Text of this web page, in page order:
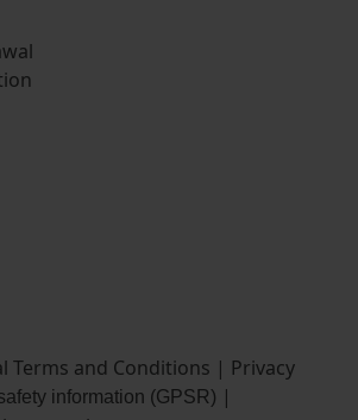
Terms and Conditions | Privacy
information (GPSR) |